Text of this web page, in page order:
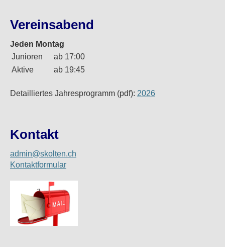
Vereinsabend
Jeden Montag
Junioren
ab 17:00
Aktive
ab 19:45
Detailliertes Jahresprogramm (pdf): 2026
Kontakt
admin@skolten.ch
Kontaktformular